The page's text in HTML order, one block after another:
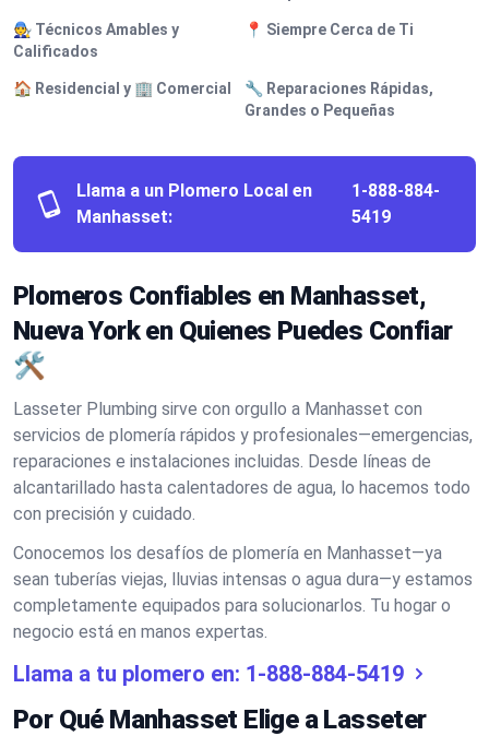
🧑‍🔧 Técnicos Amables y
Calificados
📍 Siempre Cerca de Ti
🏠 Residencial y 🏢 Comercial
🔧 Reparaciones Rápidas,
Grandes o Pequeñas
Llama a un Plomero Local en
Manhasset:
1-888-884-
5419
Plomeros Confiables en Manhasset,
Nueva York en Quienes Puedes Confiar
🛠️
Lasseter Plumbing sirve con orgullo a Manhasset con
servicios de plomería rápidos y profesionales—emergencias,
reparaciones e instalaciones incluidas. Desde líneas de
alcantarillado hasta calentadores de agua, lo hacemos todo
con precisión y cuidado.
Conocemos los desafíos de plomería en Manhasset—ya
sean tuberías viejas, lluvias intensas o agua dura—y estamos
completamente equipados para solucionarlos. Tu hogar o
negocio está en manos expertas.
Llama a tu plomero en: 1-888-884-5419
Por Qué Manhasset Elige a Lasseter